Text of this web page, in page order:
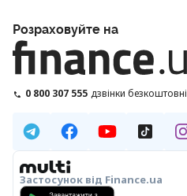
Розраховуйте на
0 800 307 555 дзвінки безкоштовні
Застосунок від Finance.ua